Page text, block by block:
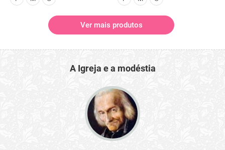
Ver mais produtos
A Igreja e a modéstia